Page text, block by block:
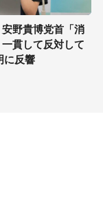
野貴博党首「消
貫して反対して
に反響